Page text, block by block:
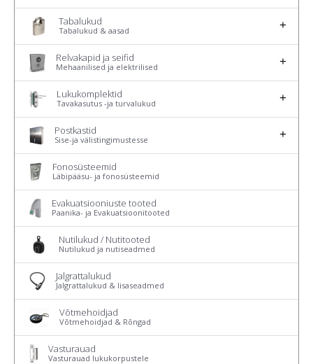
Tabalukud
Tabalukud & aasad
Relvakapid ja seifid
Mehaanilised ja elektrilised
Lukukomplektid
Tavakasutus -ja turvalukud
Postkastid
Sise-ja välistingimustesse
Fonosüsteemid
Läbipääsu- ja fonosüsteemid
Evakuatsiooniuste tooted
Paanika- ja Evakuatsioonitooted
Nutilukud / Nutitooted
Nutilukud ja nutiseadmed
Jalgrattalukud
Jalgrattalukud & lisaseadmed
Võtmehoidjad
Võtmehoidjad & Rõngad
Vasturauad
Vasturauad lukukorpustele